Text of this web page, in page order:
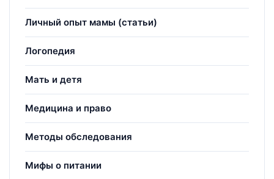
Личный опыт мамы (статьи)
Логопедия
Мать и детя
Медицина и право
Методы обследования
Мифы о питании